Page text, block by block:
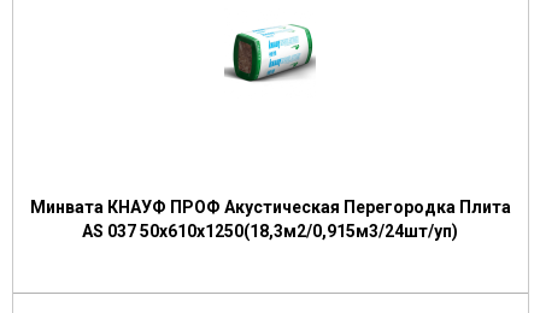
Минвата КНАУФ ПРОФ Акустическая Перегородка Плита
AS 037 50х610х1250(18,3м2/0,915м3/24шт/уп)